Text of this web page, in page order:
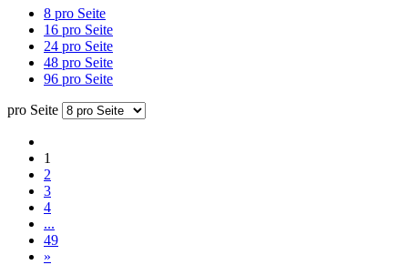
8 pro Seite
16 pro Seite
24 pro Seite
48 pro Seite
96 pro Seite
pro Seite
1
2
3
4
...
49
»